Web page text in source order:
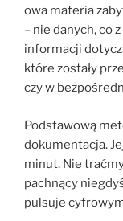
owa materia
– nie danych, co
informacji
które zostały
czy w
Podstawową
dokumentacja.
minut. Nie
pachnący
pulsuje